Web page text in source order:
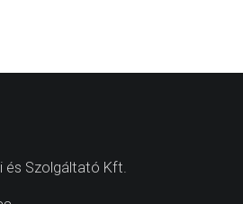
és Szolgáltató Kft.